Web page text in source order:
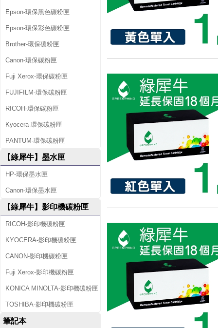
Epson-環保黑色碳粉匣
Epson-環保彩色碳粉匣
Brother-環保碳粉匣
Canon-環保碳粉匣
Fuji Xerox-環保碳粉匣
FUJIFILM-環保碳粉匣
RICOH-環保碳粉匣
Kyocera-環保碳粉匣
PANTUM-環保碳粉匣
【綠犀牛】墨水匣
HP-環保墨水匣
Canon-環保墨水匣
【綠犀牛】影印機碳粉匣
RICOH-影印機碳粉匣
KYOCERA-影印機碳粉匣
CANON-影印機碳粉匣
Fuji Xerox-影印機碳粉匣
KONICA MINOLTA-影印機碳粉匣
TOSHIBA-影印機碳粉匣
筆記本